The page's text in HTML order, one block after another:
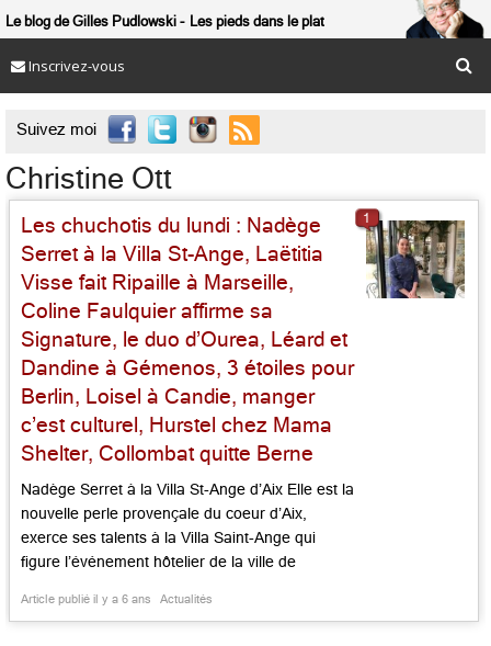
Le blog de Gilles Pudlowski Les pieds dans le plat
Inscrivez-vous
Suivez moi 
Christine Ott
Les chuchotis du lundi : Nadège
Serret à la Villa St-Ange, Laëtitia
Visse fait Ripaille à Marseille,
Coline Faulquier affirme sa
Signature, le duo d’Ourea, Léard et
Dandine à Gémenos, 3 étoiles pour
Berlin, Loisel à Candie, manger
c’est culturel, Hurstel chez Mama
Shelter, Collombat quitte Berne
Nadège Serret à la Villa St-Ange d’Aix Elle est la
nouvelle perle provençale du coeur d’Aix,
exerce ses talents à la Villa Saint-Ange qui
figure l’événement hôtelier de la ville de
sa carte avec sérieux, raconte la Provence à sa
Article publié il y a 6 ans Actualités
1